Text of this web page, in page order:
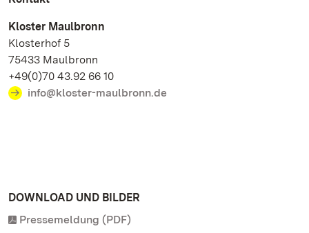
Kloster Maulbronn
Klosterhof 5
75433 Maulbronn
+49(0)70 43.92 66 10
info@kloster-maulbronn.de
DOWNLOAD UND BILDER
Pressemeldung (PDF)